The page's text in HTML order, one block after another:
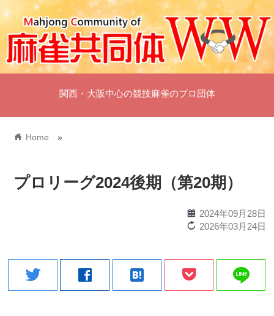
関西・大阪中心の競技麻雀のプロ団体
home Home »
プロリーグ2024後期（第20期）
calendar 2024年09月28日
reload 2026年03月24日
twitter facebook hatenabookmark line